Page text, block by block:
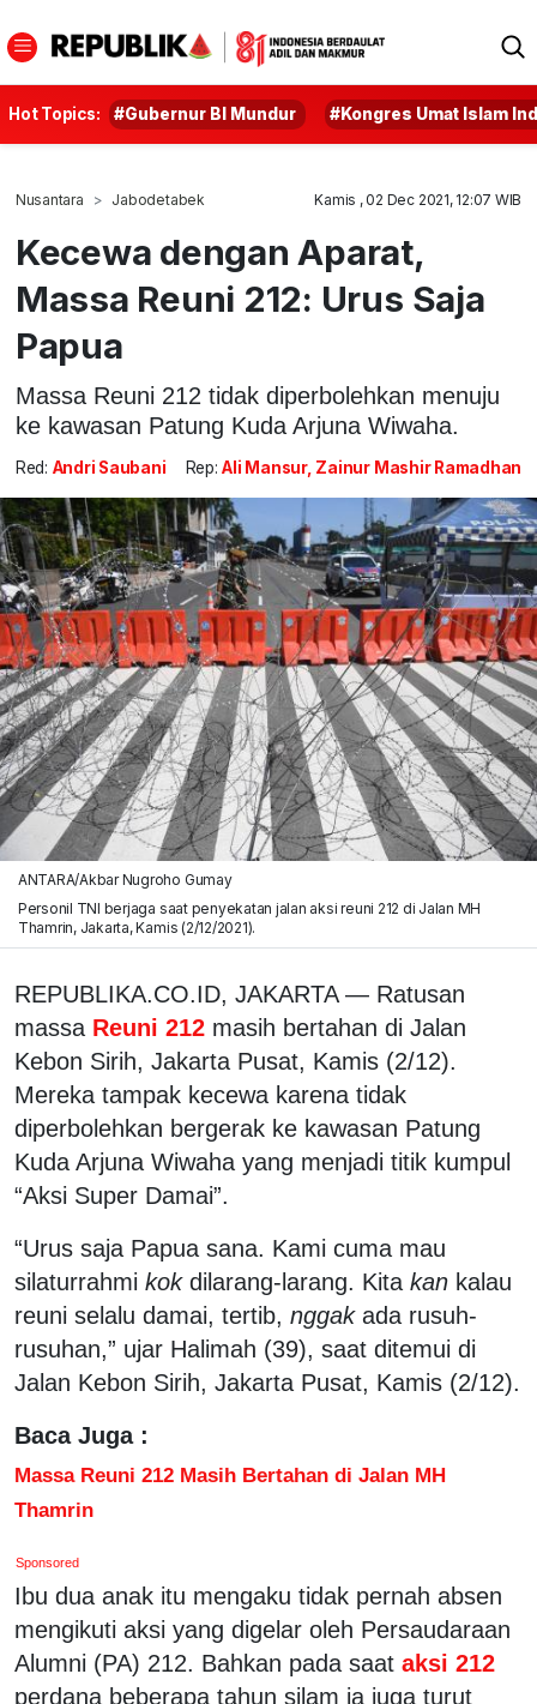
Hot Topics: #Gubernur BI Mundur #Kongres Umat Islam
Nusantara Jabodetabek Kamis , 02 Dec 2021, 12:07 WIB
Kecewa dengan Aparat,
Massa Reuni 212: Urus Saja
Papua
Massa Reuni 212 tidak diperbolehkan menuju
ke kawasan Patung Kuda Arjuna Wiwaha.
Red: Andri Saubani Rep: Ali Mansur, Zainur Mashir Ramadhan
ANTARA/Akbar Nugroho Gumay
Personil TNI berjaga saat penyekatan jalan aksi reuni 212 di Jalan MH
Thamrin, Jakarta, Kamis (2/12/2021).
REPUBLIKA.CO.ID, JAKARTA — Ratusan
massa Reuni 212 masih bertahan di Jalan
Kebon Sirih, Jakarta Pusat, Kamis (2/12).
Mereka tampak kecewa karena tidak
diperbolehkan bergerak ke kawasan Patung
Kuda Arjuna Wiwaha yang menjadi titik kumpul
“Aksi Super Damai”.
“Urus saja Papua sana. Kami cuma mau
silaturrahmi kokdilarang-larang. Kita kan kalau
reuni selalu damai, tertib, nggakada rusuh-
rusuhan,” ujar Halimah (39), saat ditemui di
Jalan Kebon Sirih, Jakarta Pusat, Kamis (2/12).
Baca Juga :
Massa Reuni 212 Masih Bertahan di Jalan MH
Thamrin
Sponsored
Ibu dua anak itu mengaku tidak pernah absen
mengikuti aksi yang digelar oleh Persaudaraan
Alumni (PA) 212. Bahkan pada saat aksi 212
perdana beberapa tahun silam ia juga turut